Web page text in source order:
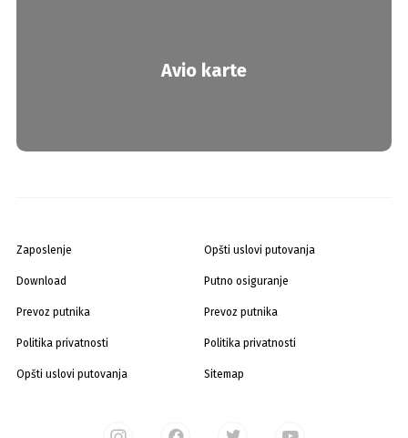
Avio karte
Zaposlenje
Download
Prevoz putnika
Politika privatnosti
Opšti uslovi putovanja
Opšti uslovi putovanja
Putno osiguranje
Prevoz putnika
Politika privatnosti
Sitemap